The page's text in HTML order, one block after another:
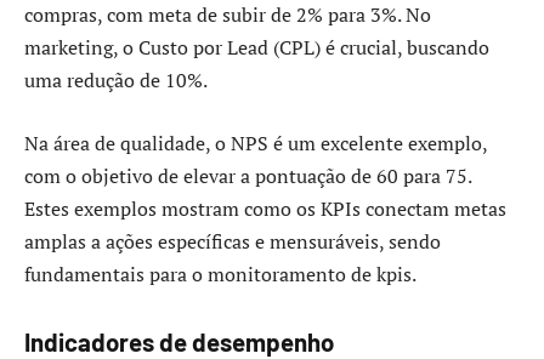
compras, com meta de subir de 2% para 3%. No
marketing, o Custo por Lead (CPL) é crucial, buscando
uma redução de 10%.
Na área de qualidade, o NPS é um excelente exemplo,
com o objetivo de elevar a pontuação de 60 para 75.
Estes exemplos mostram como os KPIs conectam metas
amplas a ações específicas e mensuráveis, sendo
fundamentais para o monitoramento de kpis.
Indicadores de desempenho